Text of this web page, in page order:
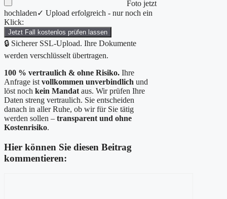
Foto jetzt
hochladen✓ Upload erfolgreich - nur noch ein
Klick:
Jetzt Fall kostenlos prüfen lassen
🔒 Sicherer SSL-Upload. Ihre Dokumente
werden verschlüsselt übertragen.
100 % vertraulich & ohne Risiko. Ihre
Anfrage ist vollkommen unverbindlich und
löst noch kein Mandat aus. Wir prüfen Ihre
Daten streng vertraulich. Sie entscheiden
danach in aller Ruhe, ob wir für Sie tätig
werden sollen – transparent und ohne
Kostenrisiko.
Hier können Sie diesen Beitrag
kommentieren: